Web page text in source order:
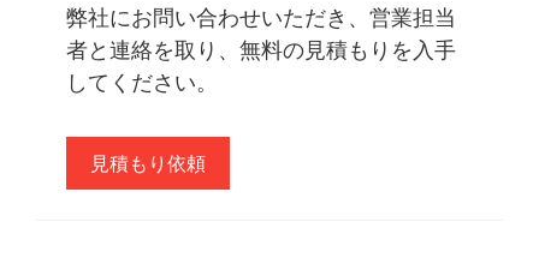
弊社にお問い合わせいただき、営業担当
者と連絡を取り、無料の見積もりを入手
してください。
見積もり依頼